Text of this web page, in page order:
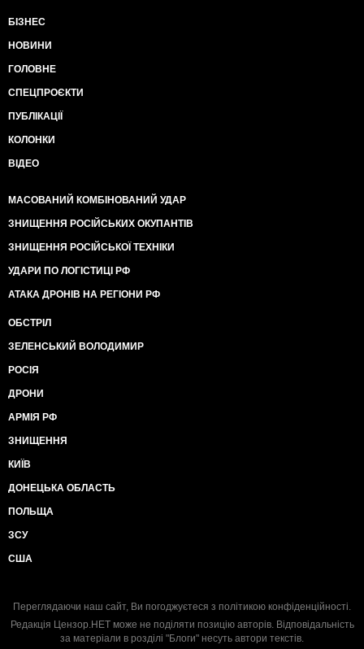
БІЗНЕС
НОВИНИ
ГОЛОВНЕ
СПЕЦПРОЄКТИ
ПУБЛІКАЦІЇ
КОЛОНКИ
ВІДЕО
МАСОВАНИЙ КОМБІНОВАНИЙ УДАР
ЗНИЩЕННЯ РОСІЙСЬКИХ ОКУПАНТІВ
ЗНИЩЕННЯ РОСІЙСЬКОЇ ТЕХНІКИ
УДАРИ ПО ЛОГІСТИЦІ РФ
АТАКА ДРОНІВ НА РЕГІОНИ РФ
ОБСТРІЛ
ЗЕЛЕНСЬКИЙ ВОЛОДИМИР
РОСІЯ
ДРОНИ
АРМІЯ РФ
ЗНИЩЕННЯ
КИЇВ
ДОНЕЦЬКА ОБЛАСТЬ
ПОЛЬЩА
ЗСУ
США
Переглядаючи наш сайт, Ви погоджуєтеся з політикою конфіденційності.
Редакція Цензор.НЕТ може не поділяти позицію авторів. Відповідальність
за матеріали в розділі "Блоги" несуть автори текстів.